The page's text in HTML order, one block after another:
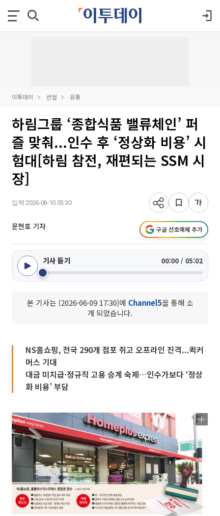
이투데이 산업 유통
하림그룹 ‘종합식품 밸류체인’ 퍼
즐 맞춰...인수 후 ‘정상화 비용’ 시
험대[하림 참전, 재편되는 SSM 시
장]
입력 2026-06-10 05:30
문현호 기자 구글 선호매체 추가
기사 듣기 00:00 / 05:02
본 기사는 (2026-06-09 17:30)에 Channel5을 통해 소
개 되었습니다.
NS홈쇼핑, 전국 290개 점포 쥐고 오프라인 진격...퀵커
머스 기대
대금 미지급·정규직 고용 승계 숙제…인수가보다 ‘정상
화 비용’ 부담